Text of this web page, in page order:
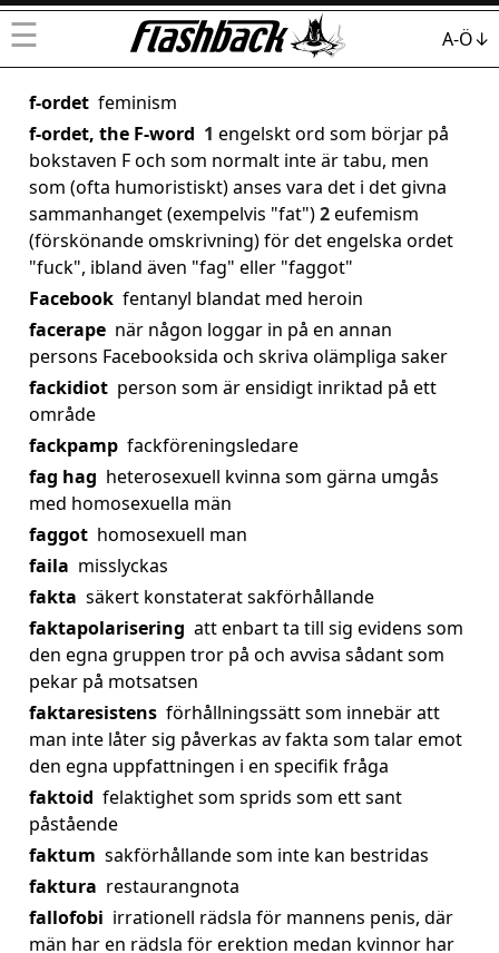
☰ A-Ö↓
f-ordet feminism
f-ordet, the F-word 1 engelskt ord som börjar på
bokstaven F och som normalt inte är tabu, men
som (ofta humoristiskt) anses vara det i det givna
sammanhanget (exempelvis "fat")2eufemism
(förskönande omskrivning) för det engelska ordet
"fuck", ibland även "fag" eller "faggot"
Facebook fentanyl blandat med heroin
facerape när någon loggar in på en annan
persons Facebooksida och skriva olämpliga saker
fackidiot person som är ensidigt inriktad på ett
område
fackpamp fackföreningsledare
fag hag heterosexuell kvinna som gärna umgås
med homosexuella män
faggot homosexuell man
faila misslyckas
fakta säkert konstaterat sakförhållande
faktapolarisering att enbart ta till sig evidens som
den egna gruppen tror på och avvisa sådant som
pekar på motsatsen
faktaresistens förhållningssätt som innebär att
man inte låter sig påverkas av fakta som talar emot
den egna uppfattningen i en specifik fråga
faktoid felaktighet som sprids som ett sant
påstående
faktum sakförhållande som inte kan bestridas
faktura restaurangnota
fallofobi irrationell rädsla för mannens penis, där
män har en rädsla för erektion medan kvinnor har